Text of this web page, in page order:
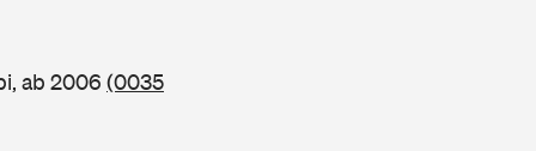
ab 2006 (0035